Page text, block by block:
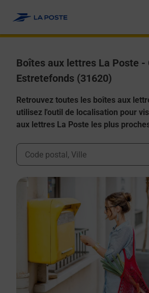
Boîtes aux lettres La Poste -
Estretefonds (31620)
Retrouvez toutes les boîtes aux
utilisez l'outil de localisation pour
aux lettres La Poste les plus
Ville, Département, Code Postal